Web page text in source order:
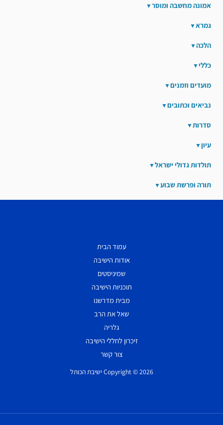
אמונה מחשבה ומוסר
גמרא
הלכה
כללי
מועדים וזמנים
נביאים וכתובים
סדרות
עיון
תולדות גדולי ישראל
תורה ופרשת שבוע
עמוד הבית
אודות הישיבה
שמיניסטים
תוכניות הישיבה
מבית מדרשנו
שאל את הרב
גלריה
זיכרון לחללי הישיבה
צור קשר
Copyright © 2026 ישיבת הכותל